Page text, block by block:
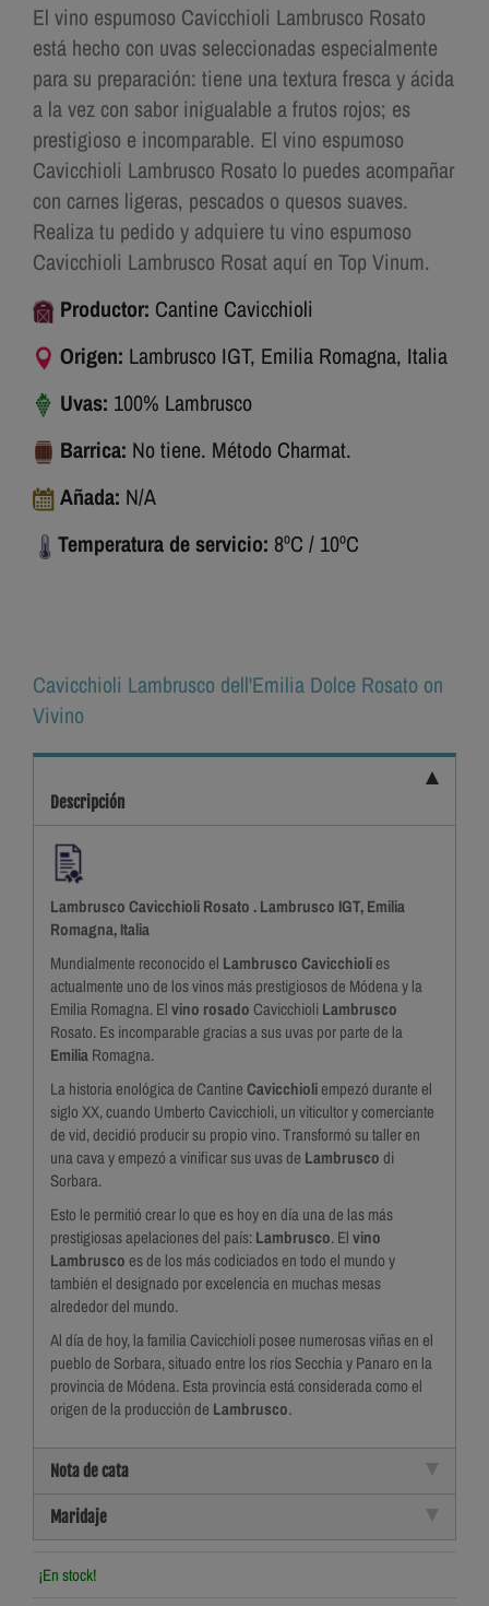
El vino espumoso Cavicchioli Lambrusco Rosato
está hecho con uvas seleccionadas especialmente
para su preparación: tiene una textura fresca y ácida
a la vez con sabor inigualable a frutos rojos; es
prestigioso e incomparable. El vino espumoso
Cavicchioli Lambrusco Rosato lo puedes acompañar
con carnes ligeras, pescados o quesos suaves.
Realiza tu pedido y adquiere tu vino espumoso
Cavicchioli Lambrusco Rosat aquí en Top Vinum.
Productor: Cantine Cavicchioli
Origen: Lambrusco IGT, Emilia Romagna, Italia
Uvas: 100% Lambrusco
Barrica: No tiene. Método Charmat.
Añada: N/A
Temperatura de servicio: 8ºC / 10ºC
Cavicchioli Lambrusco dell'Emilia Dolce Rosato on
Vivino
Descripción
Lambrusco Cavicchioli Rosato . Lambrusco IGT, Emilia
Romagna, Italia
Mundialmente reconocido el Lambrusco Cavicchiolies
actualmente uno de los vinos más prestigiosos de Módena y la
Emilia Romagna. Elvino rosadoCavicchioliLambrusco
Rosato. Es incomparable gracias a sus uvas por parte de la
EmiliaRomagna.
La historia enológica de CantineCavicchioliempezó durante el
siglo XX, cuando Umberto Cavicchioli, un viticultor y comerciante
de vid, decidió producir su propio vino. Transformó su taller en
una cava y empezó a vinificar sus uvas de Lambruscodi
Sorbara.
Esto le permitió crear lo que es hoy en día una de las más
prestigiosas apelaciones del país:Lambrusco. Elvino
Lambruscoes de los más codiciados en todo el mundo y
también el designado por excelencia en muchas mesas
alrededor del mundo.
Al día de hoy, la familia Cavicchioli posee numerosas viñas en el
pueblo de Sorbara, situado entre los ríos Secchia y Panaro en la
provincia de Módena. Esta provincia está considerada como el
origen de la producción de Lambrusco.
Nota de cata
Maridaje
¡En stock!